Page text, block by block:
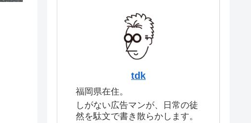
tdk
福岡県在住。
しがない広告マンが、日常の徒
然を駄文で書き散らかします。